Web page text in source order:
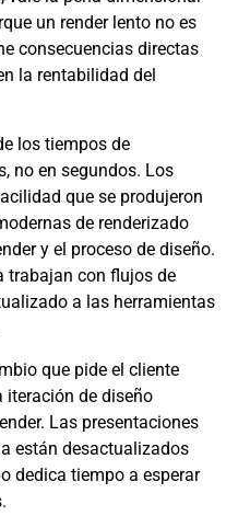
un render lento no es
consecuencias directas
la rentabilidad del
los tiempos de
no en segundos. Los
que se produjeron
de renderizado
y el proceso de diseño.
trabajan con flujos de
a las herramientas
que pide el cliente
iteración de diseño
Las presentaciones
están desactualizados
dedica tiempo a esperar